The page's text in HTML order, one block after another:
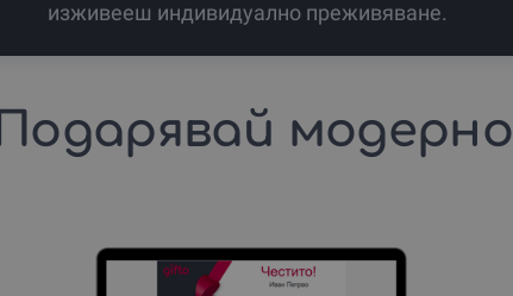
изживееш индивидуално преживяване.
Подарявай модерно